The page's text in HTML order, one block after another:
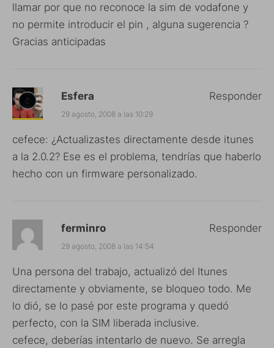
llamar por que no reconoce la sim de vodafone y
no permite introducir el pin , alguna sugerencia ?
Gracias anticipadas
Esfera
29 agosto, 2008 a las 10:29
cefece: ¿Actualizastes directamente desde itunes
a la 2.0.2? Ese es el problema, tendrías que haberlo
hecho con un firmware personalizado.
Responder
ferminro
29 agosto, 2008 a las 14:54
Una persona del trabajo, actualizó del Itunes
directamente y obviamente, se bloqueo todo. Me
lo dió, se lo pasé por este programa y quedó
perfecto, con la SIM liberada inclusive.
cefece, deberías intentarlo de nuevo. Se arregla
Responder